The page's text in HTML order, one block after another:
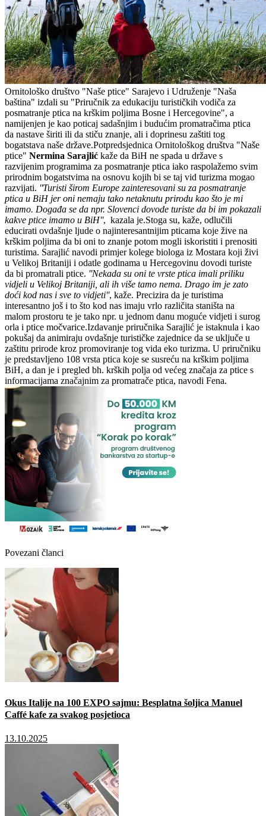
Ornitološko društvo "Naše ptice" Sarajevo i Udruženje "Naša
baština" izdali su "Priručnik za edukaciju turističkih vodiča za
posmatranje ptica na krškim poljima Bosne i Hercegovine", a
namijenjen je kao poticaj sadašnjim i budućim promatračima ptica
da nastave širiti ili da stiču znanje, ali i doprinesu zaštiti tog
bogatstava naše države.Potpredsjednica Ornitološkog društva "Naše
ptice" Nermina Sarajlić kaže da BiH ne spada u države s
razvijenim programima za posmatranje ptica iako raspolažemo svim
prirodnim bogatstvima na osnovu kojih bi se taj vid turizma mogao
razvijati. ''Turisti širom Europe zainteresovani su za posmatranje
ptica u BiH jer oni nemaju tako netaknutu prirodu kao što je mi
imamo. Događa se da npr. Slovenci dovode turiste da bi im pokazali
kakve ptice imamo u BiH'', kazala je.Stoga su, kaže, odlučili
educirati ovdašnje ljude o najinteresantnijim pticama koje žive na
krškim poljima da bi oni to znanje potom mogli iskoristiti i prenositi
turistima. Sarajlić navodi primjer kolege biologa iz Mostara koji živi
u Velikoj Britaniji i odatle godinama u Hercegovinu dovodi turiste
da bi promatrali ptice. ''Nekada su oni te vrste ptica imali priliku
vidjeli u Velikoj Britaniji, ali ih više tamo nema. Drago im je zato
doći kod nas i sve to vidjeti'', kaže. Precizira da je turistima
interesantno još i to što kod nas imaju vrlo različita staništa na
malom prostoru te je tako npr. u jednom danu moguće vidjeti i surog
orla i ptice močvarice.Izdavanje priručnika Sarajlić je istaknula i kao
pokušaj da animiraju ovdašnje turističke zajednice da se uključe u
zaštitu prirode kroz promoviranje tog vida eko turizma. U priručniku
je predstavljeno 108 vrsta ptica koje se susreću na krškim poljima
BiH, a dan je i pregled bh. krških polja od većeg značaja za ptice s
informacijama značajnim za promatrače ptica, navodi Fena.
Povezani članci
Okus Italije na 100 EXPO sajmu: Besplatna šoljica Manuel
Caffé kafe za svakog posjetioca
13.10.2025